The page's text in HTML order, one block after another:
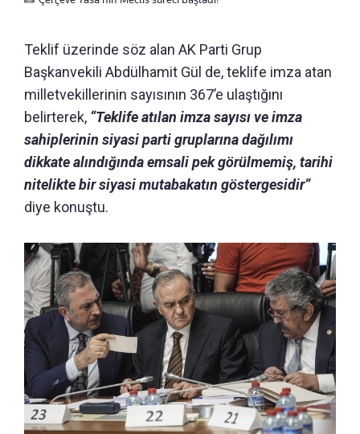
Teklif üzerinde söz alan AK Parti Grup
Başkanvekili Abdülhamit Gül de, teklife imza atan
milletvekillerinin sayısının 367’e ulaştığını
belirterek, “Teklife atılan imza sayısı ve imza
sahiplerinin siyasi parti gruplarına dağılımı
dikkate alındığında emsali pek görülmemiş, tarihi
nitelikte bir siyasi mutabakatın göstergesidir”
diye konuştu.